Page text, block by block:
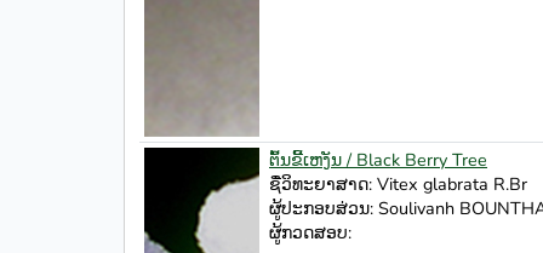
ຕົ້ນຂີ້ເຫງັນ / Black Berry Tree
ຊື່ວິທະຍາສາດ: Vitex glabrata R.Br
ຜູ້ປະກອບສ່ວນ: Soulivanh
ຜູ້ກວດສອບ: